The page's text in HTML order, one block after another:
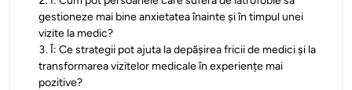
gestioneze mai bine anxietatea înainte și în timpul unei
vizite la medic?
3.Î: Ce strategii pot ajuta la depășirea fricii de medici și la
transformarea vizitelor medicale în experiențe mai
pozitive?